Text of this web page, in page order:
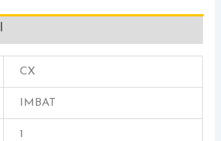
CX
IMBAT
1